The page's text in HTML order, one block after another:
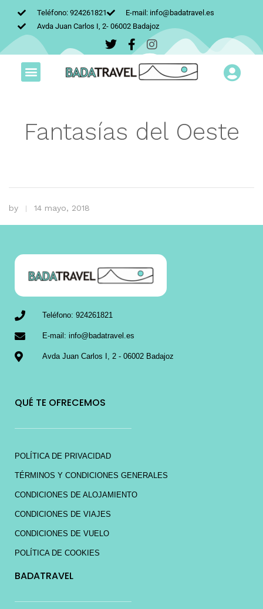
Teléfono: 924261821
E-mail: info@badatravel.es
Avda Juan Carlos I, 2- 06002 Badajoz
Fantasías del Oeste
by 14 mayo, 2018
Teléfono: 924261821
E-mail: info@badatravel.es
Avda Juan Carlos I, 2 - 06002 Badajoz
QUÉ TE OFRECEMOS
POLÍTICA DE PRIVACIDAD
TÉRMINOS Y CONDICIONES GENERALES
CONDICIONES DE ALOJAMIENTO
CONDICIONES DE VIAJES
CONDICIONES DE VUELO
POLÍTICA DE COOKIES
BADATRAVEL